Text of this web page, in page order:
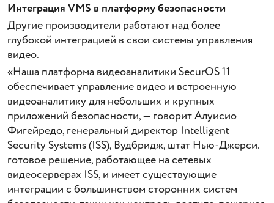
Интеграция VMS в платформу безопасности
Другие производители работают над более
глубокой интеграцией в свои системы управления
видео.
«Наша платформа видеоаналитики SecurOS 11
обеспечивает управление видео и встроенную
видеоаналитику для небольших и крупных
приложений безопасности, — говорит Алуисио
Фигейредо, генеральный директор Intelligent
Security Systems (ISS), Вудбридж, штат Нью-Джерси.
готовое решение, работающее на сетевых
видеосерверах ISS, и имеет существующие
интеграции с большинством сторонних систем